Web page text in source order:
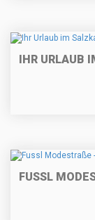
IHR URLAUB
FUSSL